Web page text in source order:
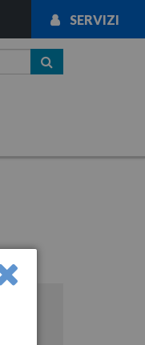
SERVIZI